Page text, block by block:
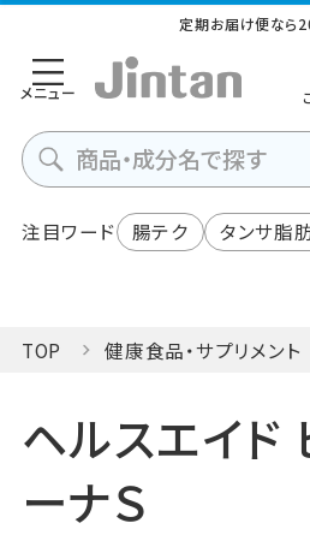
定期お届け便なら
メニュー
注目ワード 腸テク タンサ脂
TOP 健康食品・サプリメント
ヘルスエイド
ーナＳ